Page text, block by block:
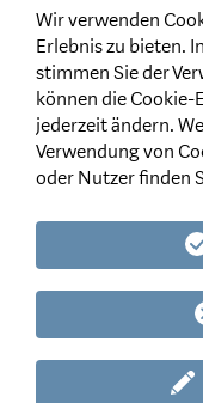
T +41 44 387 88 99
Rechtliches
Disclaimer
Allgemeine
Wir verwenden
Erlebnis zu bieten.
stimmen Sie der
können die
jederzeit ändern.
Verwendung von
oder Nutzer finden